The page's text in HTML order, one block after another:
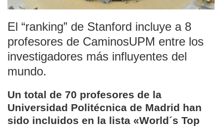
El “ranking” de Stanford incluye a 8
profesores de CaminosUPM entre los
investigadores más influyentes del
mundo.
Un total de 70 profesores de la
Universidad Politécnica de Madrid han
sido incluidos en la lista «World´s Top